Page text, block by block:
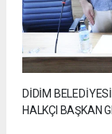
DİDİM
HALKÇI BAŞKAN